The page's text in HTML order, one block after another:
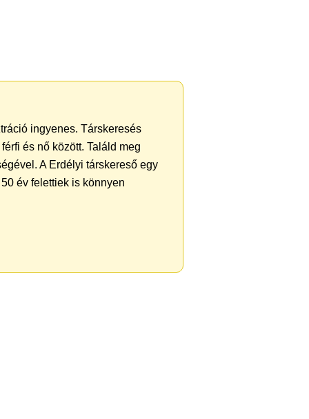
ingyenes. Társkeresés
és nő között. Találd meg
A Erdélyi társkereső egy
év felettiek is könnyen